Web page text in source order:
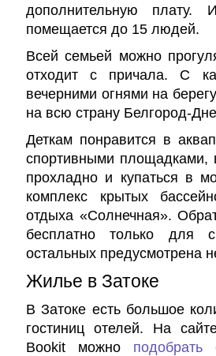
дополнительную
помещается до 15 людей.
Всей семьей можно
отходит с причала. С
вечерними огнями на
на всю страну Белгород-
Деткам понравится в
спортивными площадками,
прохладно и купаться в
комплекс крытых
отдыха «Солнечная».
бесплатно только для
остальных предусмотрена
Жилье в Затоке
В Затоке есть большое
гостиниц отелей. На
Bookit можно подобрать